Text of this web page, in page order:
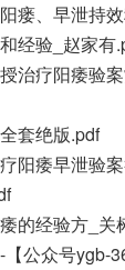
瘘、早泄持
经验_赵家有
治疗阳痿验
套绝版.pdf
阳痿早泄验
的经验方_关
公众号ygb-